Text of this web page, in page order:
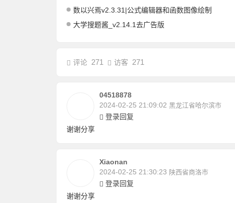
数以兴焉v2.3.31|公式编辑器和函数图像绘制
大学搜题酱_v2.14.1去广告版
评论 271 访客 271
04518878
2024-02-25 21:09:02 黑龙江省哈尔滨市
登录回复
谢谢分享
Xiaonan
2024-02-25 21:30:23 陕西省商洛市
登录回复
谢谢分享